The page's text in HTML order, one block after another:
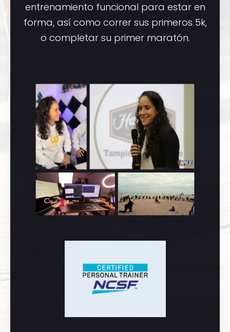
entrenamiento funcional para estar en
forma, así como correr sus primeros 5k,
o completar su primer maratón.